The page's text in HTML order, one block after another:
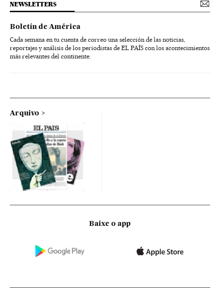
NEWSLETTERS
Boletín de América
Cada semana en tu cuenta de correo una selección de las noticias,
reportajes y análisis de los periodistas de EL PAÍS con los acontecimientos
más relevantes del continente.
Arquivo
Baixe o app